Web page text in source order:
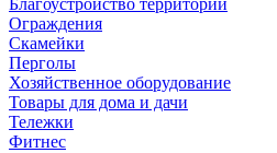
Благоустройство территории
Ограждения
Скамейки
Перголы
Хозяйственное оборудование
Товары для дома и дачи
Тележки
Фитнес